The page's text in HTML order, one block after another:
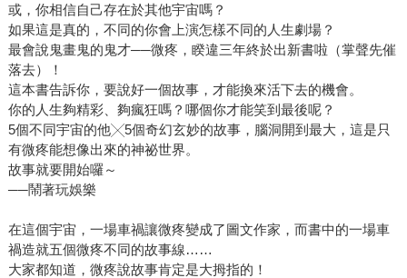
或，你相信自己存在於其他宇宙嗎？
如果這是真的，不同的你會上演怎樣不同的人生劇場？
最會說鬼畫鬼的鬼才──微疼，睽違三年終於出新書啦（掌聲先催
落去）！
這本書告訴你，要說好一個故事，才能換來活下去的機會。
你的人生夠精彩、夠瘋狂嗎？哪個你才能笑到最後呢？
5個不同宇宙的他╳5個奇幻玄妙的故事，腦洞開到最大，這是只
有微疼能想像出來的神祕世界。
故事就要開始囉～
──鬧著玩娛樂
在這個宇宙，一場車禍讓微疼變成了圖文作家，而書中的一場車
禍造就五個微疼不同的故事線……
大家都知道，微疼說故事肯定是大拇指的！